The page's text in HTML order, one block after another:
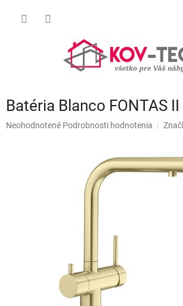
Batéria Blanco FONTAS II
Priemerné
Neohodnotené Podrobnosti hodnotenia